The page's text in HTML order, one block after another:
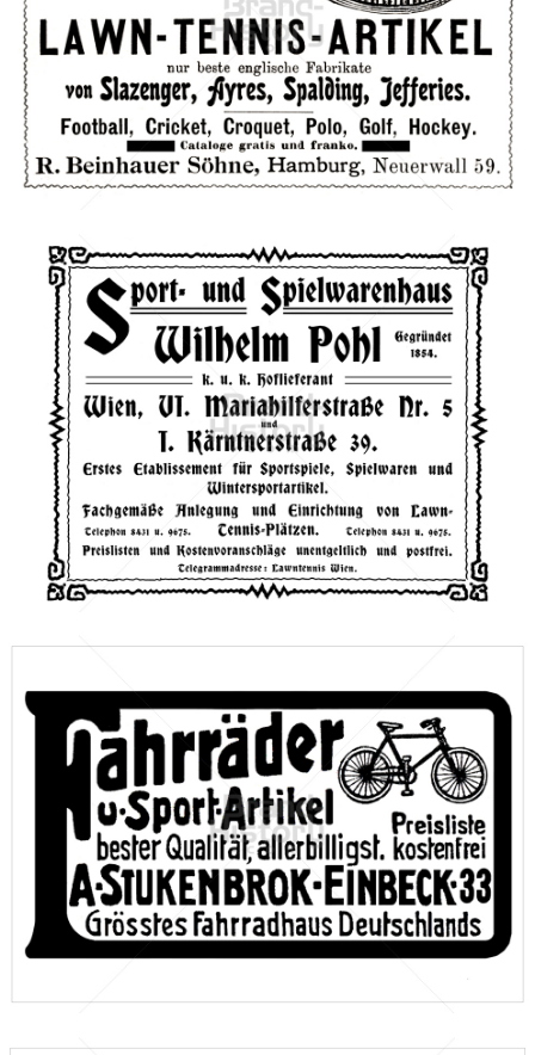
R. BEINHAUER SÖHNE Hamburg
R. BEINHAUER SÖHNE, Hamburg
1902
Bild-ID: 612
Wilhelm Pohl, Wien Wilhelm Pohl, Wien 1908
Bild-ID: 46678
A. STUKENBROK, EINBECK
A. STUKENBROK, EINBECK
1912